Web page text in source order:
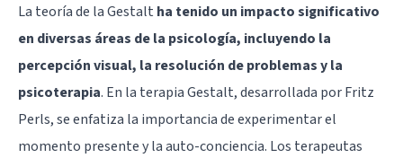
La teoría de la Gestalt ha tenido un impacto significativo
en diversas áreas de la psicología, incluyendo la
percepción visual, la resolución de problemas y la
psicoterapia. En la terapia Gestalt, desarrollada por Fritz
Perls, se enfatiza la importancia de experimentar el
momento presente y la auto-conciencia. Los terapeutas